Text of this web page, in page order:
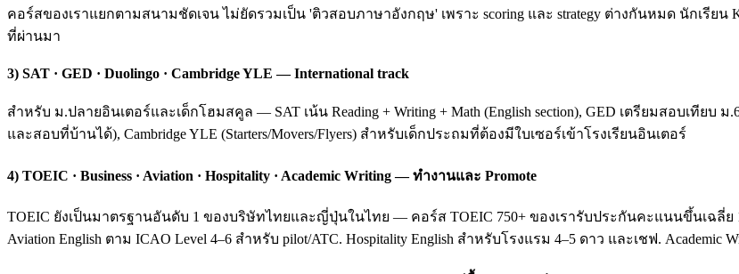
คอร์สของเราแยกตามสนามชัดเจน ไม่ยัดรวมเป็น 'ติวสอบภาษาอังกฤษ' เพราะ scoring และ strategy ต่างกันหมด นักเรีย
ที่ผ่านมา
3) SAT · GED · Duolingo · Cambridge YLE — International track
สำหรับ ม.ปลายอินเตอร์และเด็กโฮมสคูล — SAT เน้น Reading + Writing + Math (English section), GED เตรียมสอบเทียบ
และสอบที่บ้านได้), Cambridge YLE (Starters/Movers/Flyers) สำหรับเด็กประถมที่ต้องมีใบเซอร์เข้าโรงเรียนอินเตอร์
4) TOEIC · Business · Aviation · Hospitality · Academic Writing — ทำงานและ Promote
TOEIC ยังเป็นมาตรฐานอันดับ 1 ของบริษัทไทยและญี่ปุ่นในไทย — คอร์ส TOEIC 750+ ของเรารับประกันคะแนนขึ้นเฉลี่ย
Aviation English ตาม ICAO Level 4–6 สำหรับ pilot/ATC. Hospitality English สำหรับโรงแรม 4–5 ดาว และเชฟ.